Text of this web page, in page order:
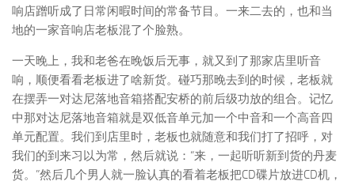
响店蹭听成了日常闲暇时间的常备节目。一来二去的，也和当
地的一家音响店老板混了个脸熟。
一天晚上，我和老爸在晚饭后无事，就又到了那家店里听音
响，顺便看看老板进了啥新货。碰巧那晚去到的时候，老板就
在摆弄一对达尼落地音箱搭配安桥的前后级功放的组合。记忆
中那对达尼落地音箱就是双低音单元加一个中音和一个高音四
单元配置。我们到店里时，老板也就随意和我们打了招呼，对
我们的到来习以为常，然后就说：“来，一起听听新到货的丹麦
货。”然后几个男人就一脸认真的看着老板把CD碟片放进CD机，